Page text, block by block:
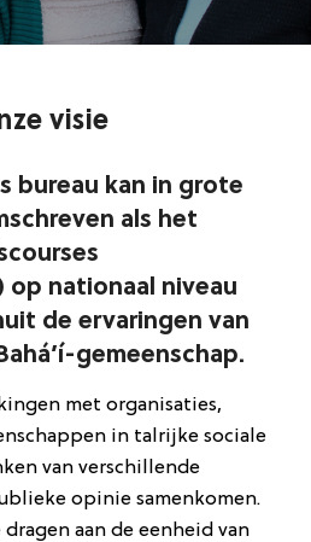
visie
bureau kan in grote
als het
nationaal niveau
de ervaringen van
gemeenschap.
met organisaties,
in talrijke sociale
van verschillende
opinie samenkomen.
aan de eenheid van